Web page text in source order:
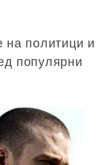
на политици и
популярни